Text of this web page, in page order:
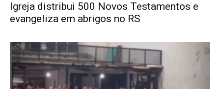
Igreja distribui 500 Novos Testamentos e
evangeliza em abrigos no RS